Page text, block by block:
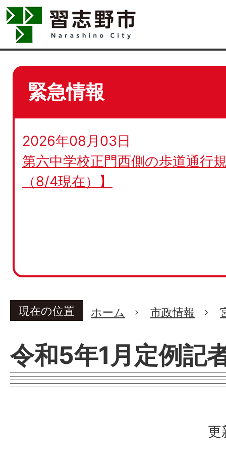
緊急情報
2026年08月03日
第六中学校正門西側の歩道通行
（8/4現在）】
現在の位置 ホーム 市政情報
令和5年1月定例記
更